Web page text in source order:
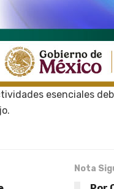
esenciales
Nota